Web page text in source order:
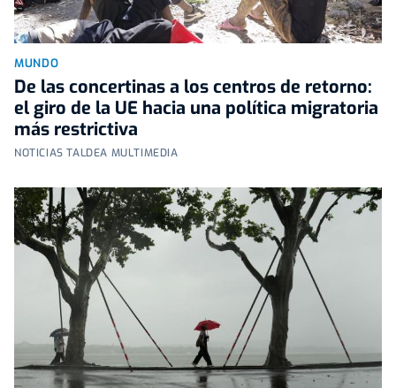
MUNDO
De las concertinas a los centros de retorno:
el giro de la UE hacia una política migratoria
más restrictiva
NOTICIAS TALDEA MULTIMEDIA